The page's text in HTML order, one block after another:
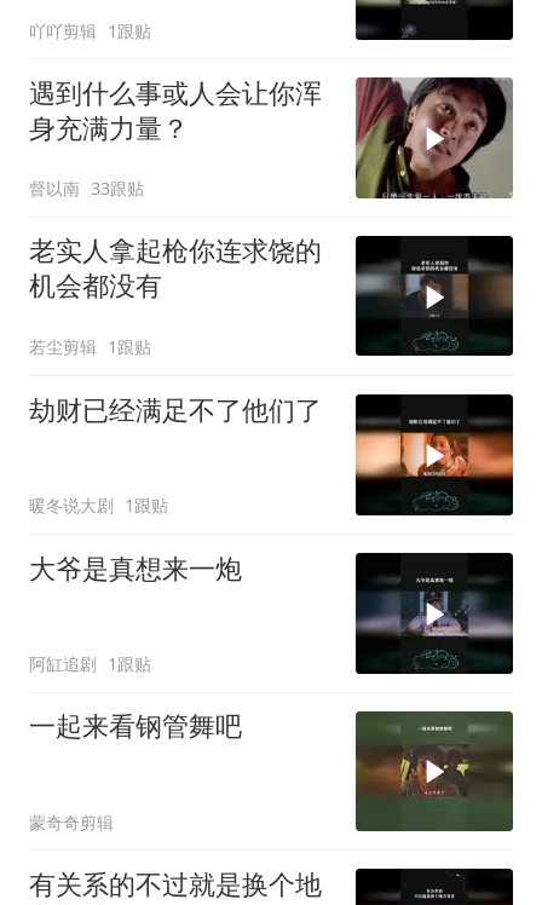
吖吖剪辑 1跟贴
遇到什么事或人会让你浑
身充满力量？
督以南 33跟贴
老实人拿起枪你连求饶的
机会都没有
若尘剪辑 1跟贴
劫财已经满足不了他们了
暖冬说大剧 1跟贴
大爷是真想来一炮
阿缸追剧 1跟贴
一起来看钢管舞吧
蒙奇奇剪辑
有关系的不过就是换个地